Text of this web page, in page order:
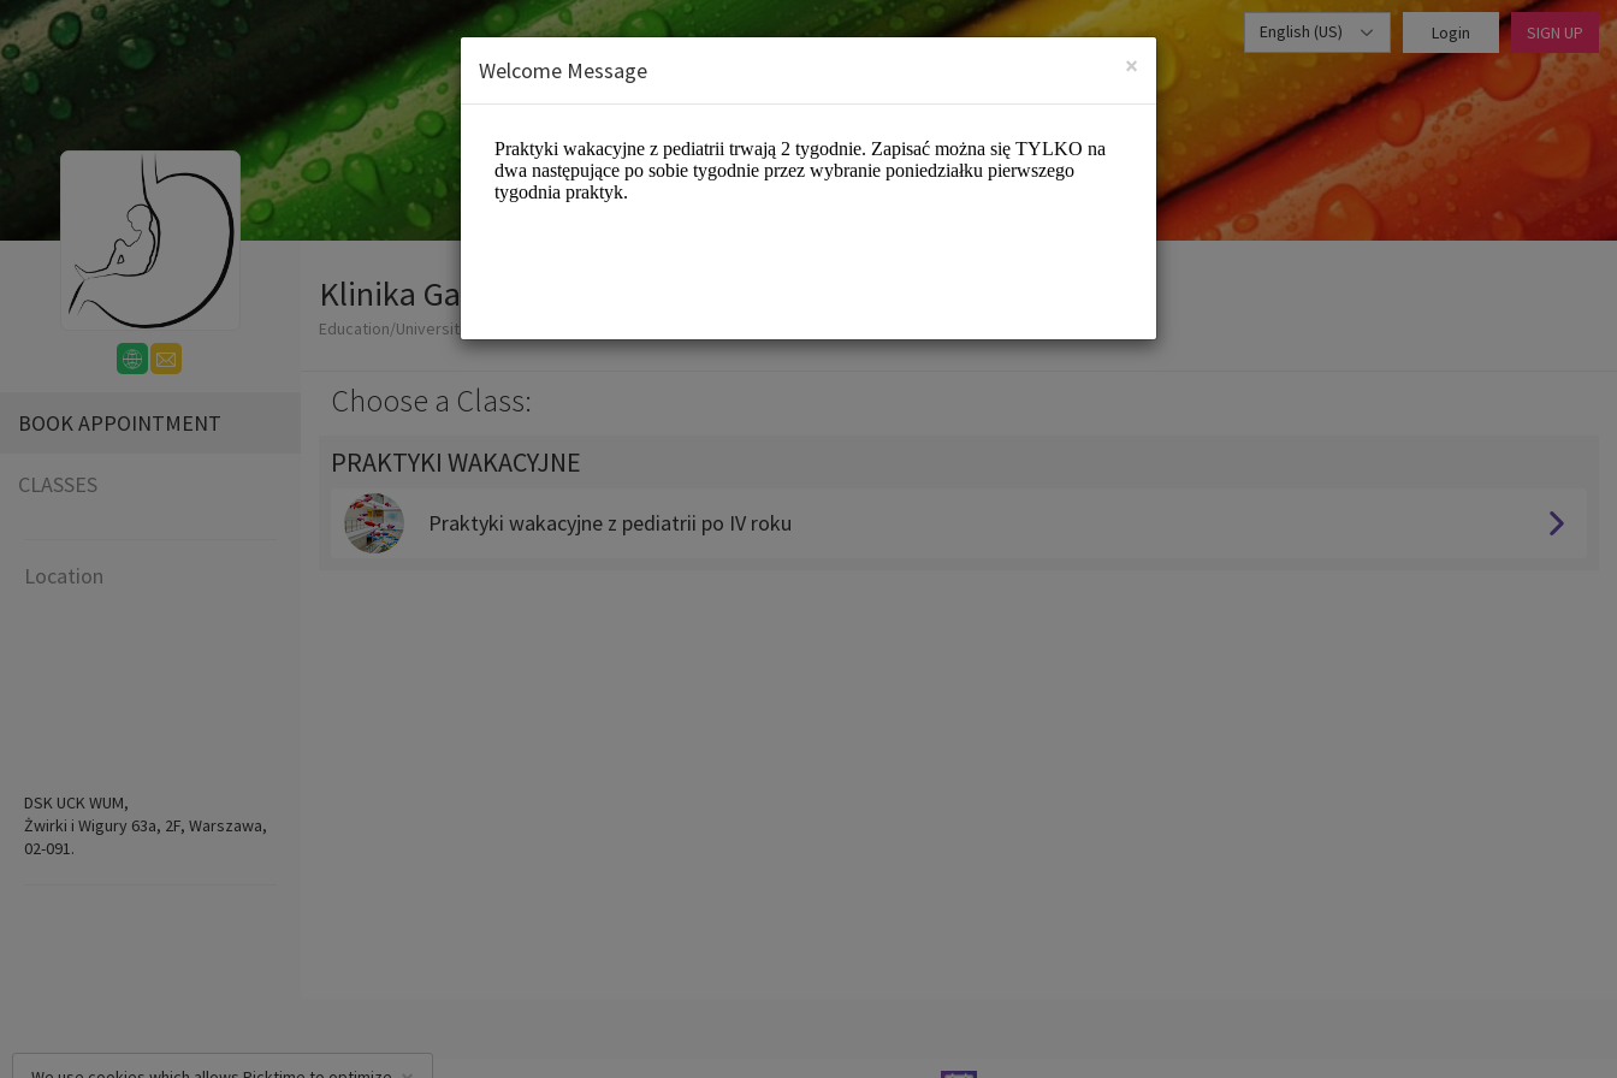
English (US) Login SIGN UP
BOOK APPOINTMENT
CLASSES
Location
DSK UCK WUM,
Żwirki i Wigury 63a, 2F, Warszawa,
02-091.
Klinika Gastroenterologii i Żywienia Dzieci WUM
Education/Universities
Choose a Class:
PRAKTYKI WAKACYJNE
Praktyki wakacyjne z pediatrii po IV roku
×
Welcome Message